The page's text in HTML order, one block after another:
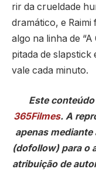
rir da crueldade
dramático, e
algo na linha de “A
pitada de slapstick
vale cada minuto.
Este
365Filmes. A
apenas
(dofollow) para o
atribuição de